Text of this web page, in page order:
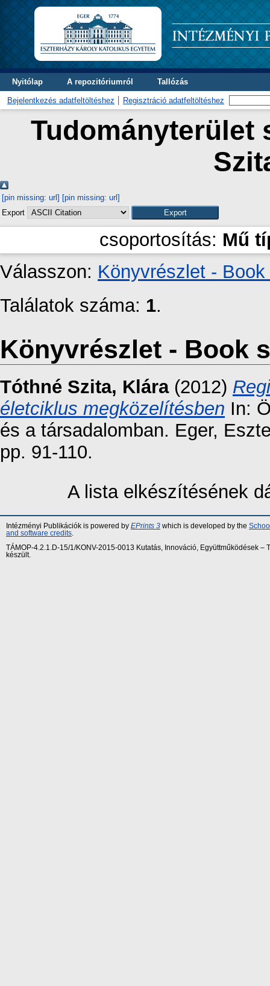
Nyitólap A repozitóriumról Tallózás
Bejelentkezés adatfeltöltéshez Regisztráció adatfeltöltéshez
Tudományterület
[pin missing: url] [pin missing: url]
Export
csoportosítás: Mű
Válasszon: Könyvrészlet -
Találatok száma: 1.
Könyvrészlet - Book
Tóthné Szita, Klára(2012)
életciklus megközelítésben In:
és a társadalomban. Eger,
pp. 91-110.
A lista elkészítésének
Intézményi Publikációk is powered by EPrints 3 which is developed by the
and software credits
TÁMOP-4.2.1.D-15/1/KONV-2015-0013 Kutatás, Innováció, Együttműködések
készült.